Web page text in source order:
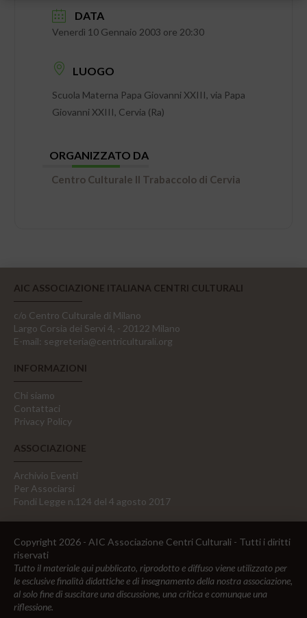
DATA
Venerdì 10 Gennaio 2003 ore 20:30
LUOGO
Scuola Materna Papa Giovanni XXIII, via Papa
Giovanni XXIII, Cervia (Ra)
ORGANIZZATO DA
Centro Culturale Il Trabaccolo di Cervia
AIC ASSOCIAZIONE ITALIANA CENTRI CULTURALI
c/o Centro Culturale di Milano
Largo Corsia dei Servi 4, - 20122 Milano
E-mail: segreteria@centriculturali.org
INFORMAZIONI
Chi siamo
Contattaci
Privacy Policy
ASSOCIAZIONE
Archivio Eventi
Per Associarsi
Fondi Legge n.124 del 4 agosto 2017
Copyright 2026 - AIC Associazione Centri Culturali - Tutti i diritti
riservati
Tutto il materiale qui pubblicato, riprodotto e diffuso viene utilizzato per
le esclusive finalità didattiche e di insegnamento della nostra associazione,
al solo fine di suscitare una discussione, una critica e comunque una
riflessione.